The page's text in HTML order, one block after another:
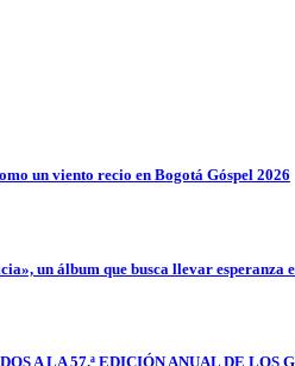
un viento recio en Bogotá Góspel 2026
un álbum que busca llevar esperanza
A LA 57.ª EDICIÓN ANUAL DE LOS